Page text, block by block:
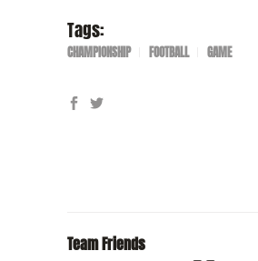
Tags:
CHAMPIONSHIP FOOTBALL GAME
Team Friends